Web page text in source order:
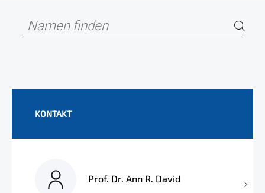
KONTAKT
Prof. Dr. Ann R. David